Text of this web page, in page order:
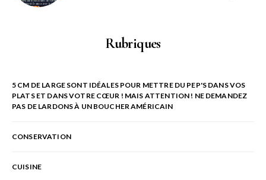
Rubriques
5 CM DE LARGE SONT IDÉALES POUR METTRE DU PEP'S DANS VOS
PLATS ET DANS VOTRE CŒUR ! MAIS ATTENTION ! NE DEMANDEZ
PAS DE LARDONS À UN BOUCHER AMÉRICAIN
CONSERVATION
CUISINE